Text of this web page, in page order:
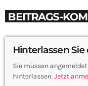
BEITRAGS-
Hinterlassen
Sie müssen
hinterlassen. Jetzt